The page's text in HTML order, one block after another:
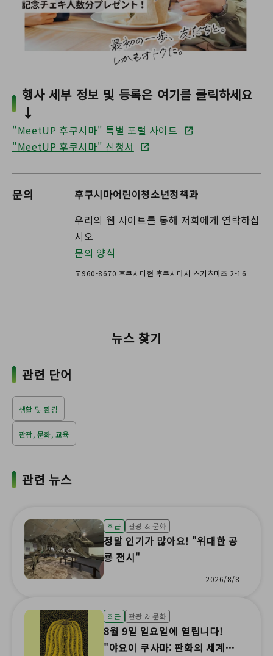
행사 세부 정보 및 등록은 여기를 클릭하세요
↓
"MeetUP 후쿠시마" 특별 포털 사이트
"MeetUP 후쿠시마" 신청서
문의
후쿠시마어린이청소년정책과
우리의 웹 사이트를 통해 저희에게 연락하십
시오
문의 양식
〒960-8670 후쿠시마현 후쿠시마시 스기츠마초 2-16
뉴스 찾기
관련 단어
생활 및 환경
관광, 문화, 교육
관련 뉴스
최근 관광 & 문화
정말 인기가 많아요! "위대한 공
룡 전시"
2026/8/8
최근 관광 & 문화
8월 9일 일요일에 열립니다!
"야요이 쿠사마: 판화의 세계"